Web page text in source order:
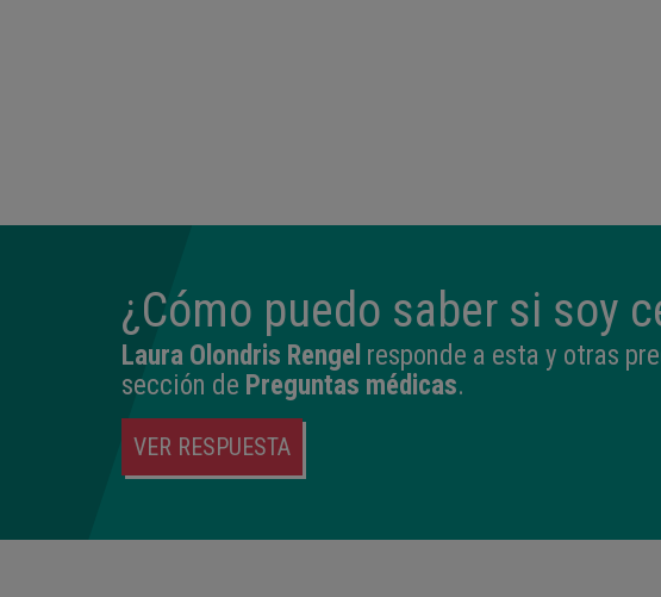
¿Cómo puedo saber si soy
Laura Olondris Rengel responde a esta y otras
sección de Preguntas médicas.
VER RESPUESTA